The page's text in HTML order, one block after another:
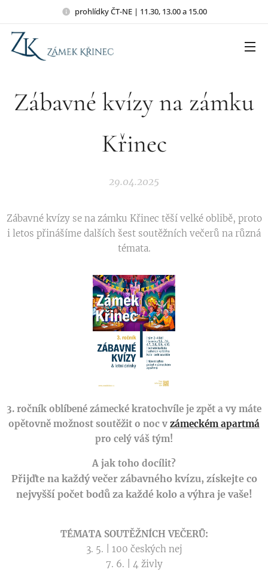
prohlídky ČT-NE | 11.30, 13.00 a 15.00
Zábavné kvízy na zámku
Křinec
29.04.2025
Zábavné kvízy se na zámku Křinec těší velké oblibě, proto
i letos přinášíme dalších šest soutěžních večerů na různá
témata.
3. ročník oblíbené zámecké kratochvíle je zpět a vy máte
opětovně možnost soutěžit o noc v zámeckém apartmá
pro celý váš tým!
A jak toho docílit?
Přijďte na každý večer zábavného kvízu, získejte co
nejvyšší počet bodů za každé kolo a výhra je vaše!
TÉMATA SOUTĚŽNÍCH VEČERŮ:
3. 5. | 100 českých nej
7. 6. | 4 živly